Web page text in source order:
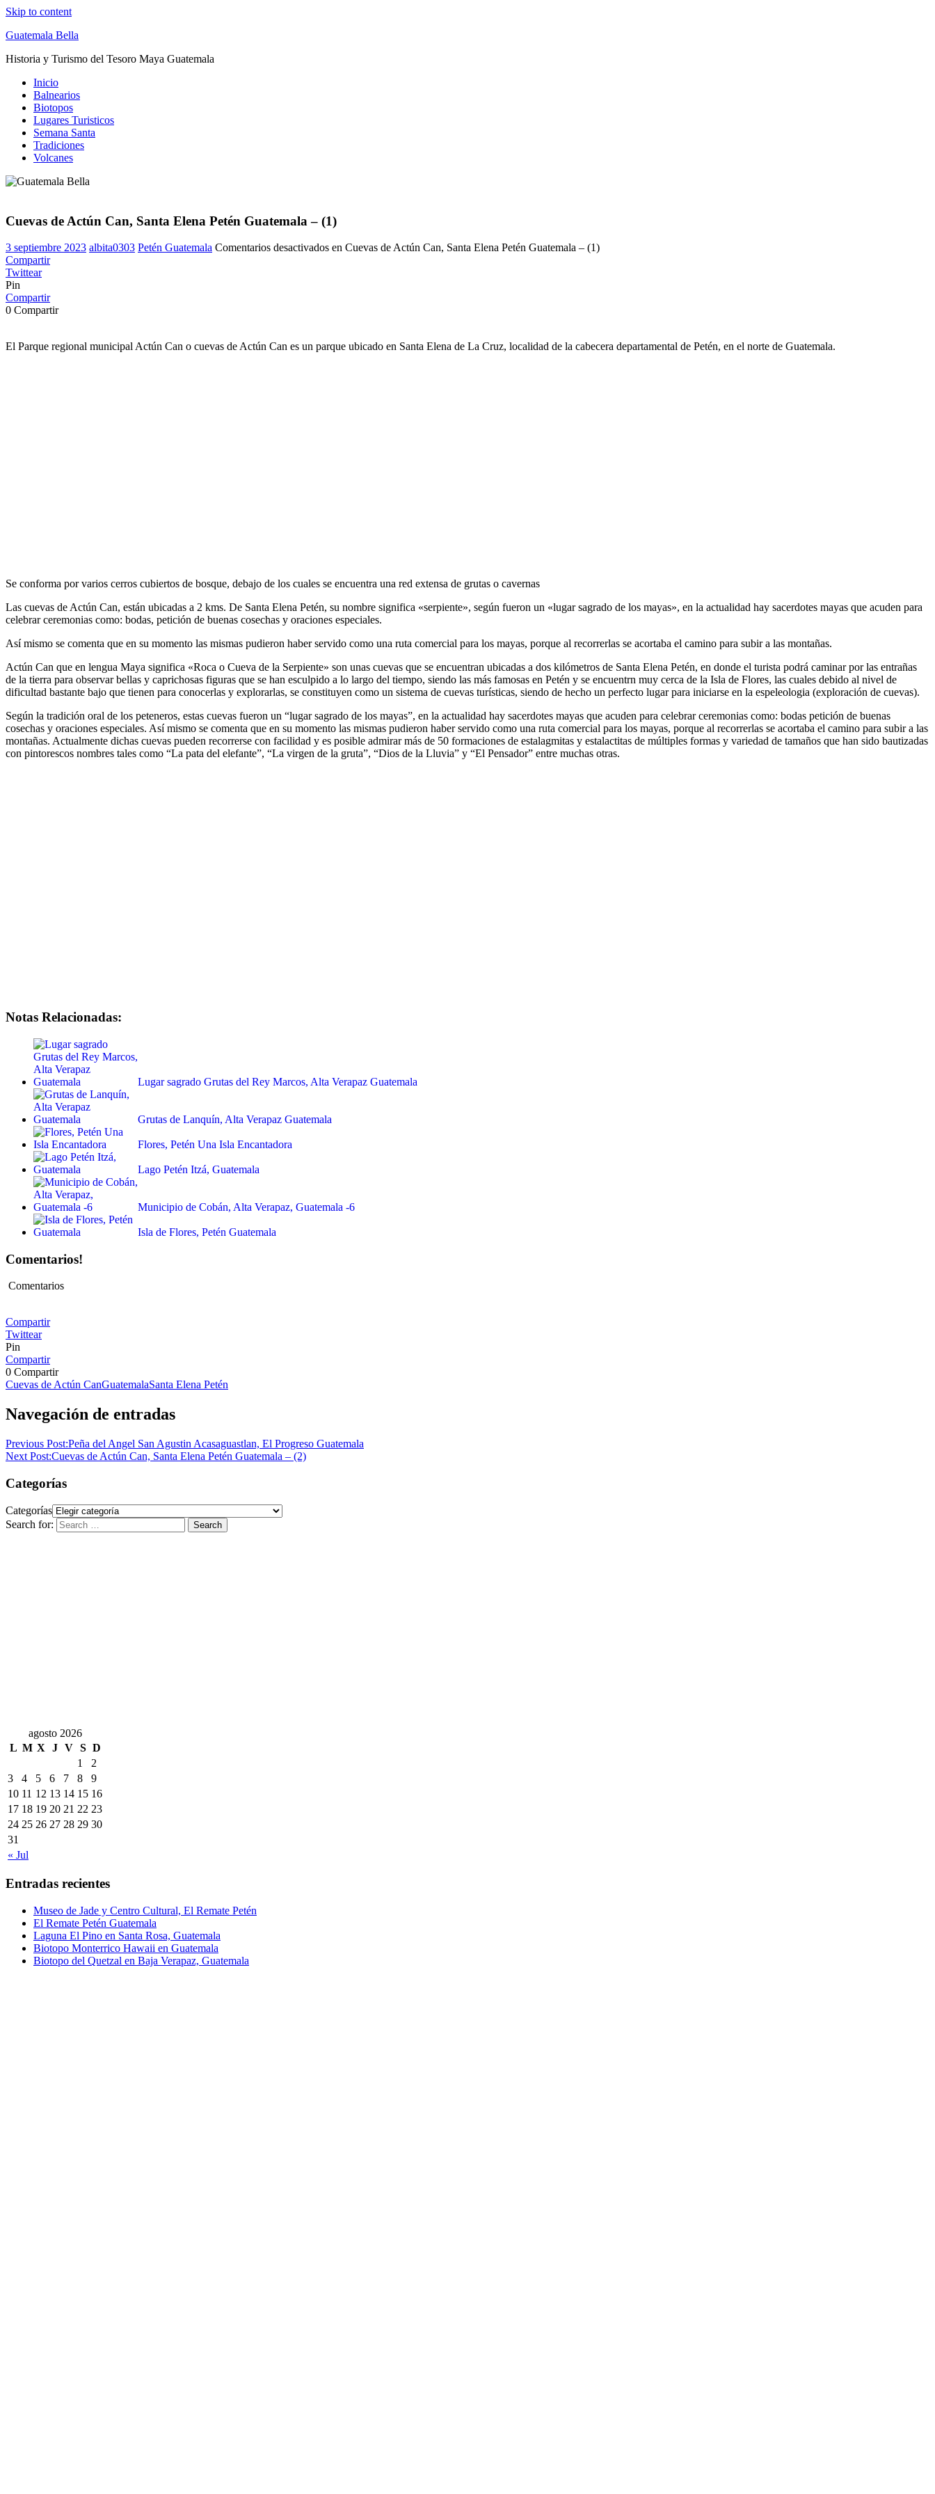
Skip to content
Guatemala Bella
Historia y Turismo del Tesoro Maya Guatemala
Inicio
Balnearios
Biotopos
Lugares Turisticos
Semana Santa
Tradiciones
Volcanes
Cuevas de Actún Can, Santa Elena Petén Guatemala – (1)
3 septiembre 2023 albita0303 Petén Guatemala Comentarios desactivados en Cuevas de Actún Can, Santa Elena Petén Guatemala – (1)
Compartir
Twittear
Pin
Compartir
0 Compartir
El Parque regional municipal Actún Can o cuevas de Actún Can es un parque ubicado en Santa Elena de La Cruz, localidad de la cabecera departamental de Petén, en el norte de Guatemala.
Se conforma por varios cerros cubiertos de bosque, debajo de los cuales se encuentra una red extensa de grutas o cavernas
Las cuevas de Actún Can, están ubicadas a 2 kms. De Santa Elena Petén, su nombre significa «serpiente», según fueron un «lugar sagrado de los mayas», en la actualidad hay sacerdotes mayas que acuden para
celebrar ceremonias como: bodas, petición de buenas cosechas y oraciones especiales.
Así mismo se comenta que en su momento las mismas pudieron haber servido como una ruta comercial para los mayas, porque al recorrerlas se acortaba el camino para subir a las montañas.
Actún Can que en lengua Maya significa «Roca o Cueva de la Serpiente» son unas cuevas que se encuentran ubicadas a dos kilómetros de Santa Elena Petén, en donde el turista podrá caminar por las entrañas
de la tierra para observar bellas y caprichosas figuras que se han esculpido a lo largo del tiempo, siendo las más famosas en Petén y se encuentrn muy cerca de la Isla de Flores, las cuales debido al nivel de
dificultad bastante bajo que tienen para conocerlas y explorarlas, se constituyen como un sistema de cuevas turísticas, siendo de hecho un perfecto lugar para iniciarse en la espeleologia (exploración de cuevas).
Según la tradición oral de los peteneros, estas cuevas fueron un “lugar sagrado de los mayas”, en la actualidad hay sacerdotes mayas que acuden para celebrar ceremonias como: bodas petición de buenas
cosechas y oraciones especiales. Así mismo se comenta que en su momento las mismas pudieron haber servido como una ruta comercial para los mayas, porque al recorrerlas se acortaba el camino para subir a las
montañas. Actualmente dichas cuevas pueden recorrerse con facilidad y es posible admirar más de 50 formaciones de estalagmitas y estalactitas de múltiples formas y variedad de tamaños que han sido bautizadas
con pintorescos nombres tales como “La pata del elefante”, “La virgen de la gruta”, “Dios de la Lluvia” y “El Pensador” entre muchas otras.
Notas Relacionadas:
Lugar sagrado Grutas del Rey Marcos, Alta Verapaz Guatemala
Grutas de Lanquín, Alta Verapaz Guatemala
Flores, Petén Una Isla Encantadora
Lago Petén Itzá, Guatemala
Municipio de Cobán, Alta Verapaz, Guatemala -6
Isla de Flores, Petén Guatemala
Comentarios!
Comentarios
Compartir
Twittear
Pin
Compartir
0 Compartir
Cuevas de Actún CanGuatemalaSanta Elena Petén
Navegación de entradas
Previous Post:Peña del Angel San Agustin Acasaguastlan, El Progreso Guatemala
Next Post:Cuevas de Actún Can, Santa Elena Petén Guatemala – (2)
Categorías
Categorías
Search for:
Search
agosto 2026
L M X J V S D
« Jul
1
2
3
4 5 6 7 8
9
10 11 12 13 14 15 16
17 18 19 20 21 22 23
24 25 26 27 28 29 30
31
Entradas recientes
Museo de Jade y Centro Cultural, El Remate Petén
El Remate Petén Guatemala
Laguna El Pino en Santa Rosa, Guatemala
Biotopo Monterrico Hawaii en Guatemala
Biotopo del Quetzal en Baja Verapaz, Guatemala